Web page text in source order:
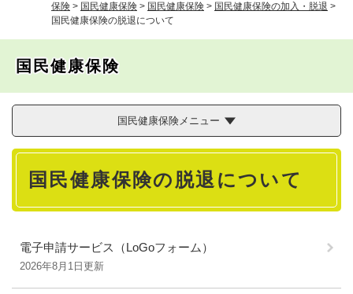
保険 > 国民健康保険 > 国民健康保険 > 国民健康保険の加入・脱退 >
国民健康保険の脱退について
国民健康保険
国民健康保険メニュー
本
国民健康保険の脱退について
電子申請サービス（LoGoフォーム）
2026年8月1日更新